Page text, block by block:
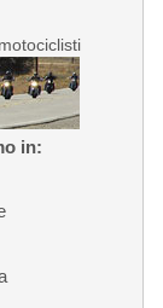
in: